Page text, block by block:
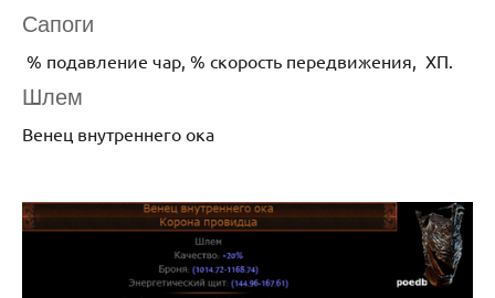
Сапоги
% подавление чар, % скорость передвижения, ХП.
Шлем
Венец внутреннего ока